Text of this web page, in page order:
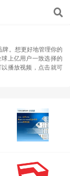
牌。想更好地管理你的
上亿用户一致选择的
播放视频，点击就可